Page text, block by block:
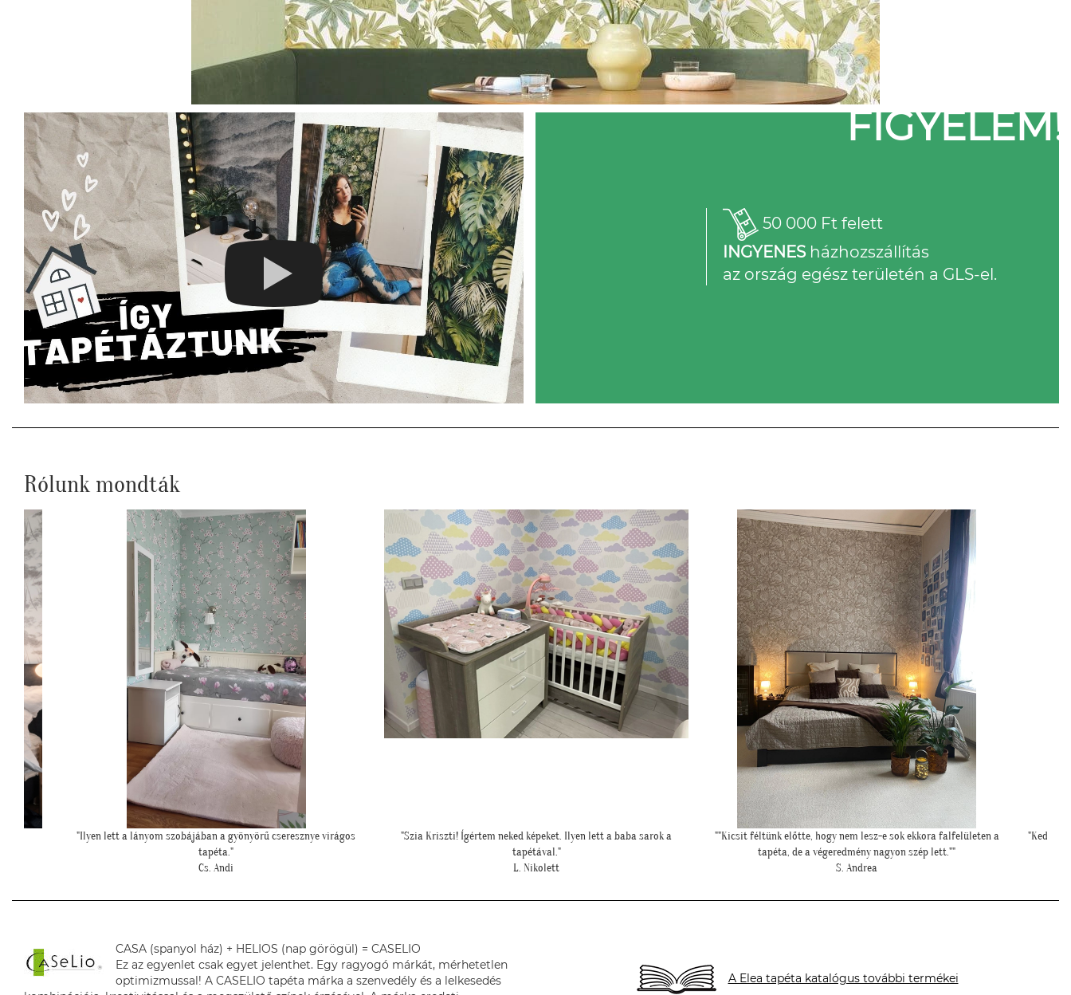
FIGYELEM!
50 000 Ft felett
INGYENESházhozszállítás
az ország egész területén a GLS-el.
Rólunk mondták
"Szia Kriszti! Ígértem neked képeket. Ilyen lett a baba sarok a
tapétával."
L. Nikolett
""Kicsit féltünk előtte, hogy nem lesz-e sok ekkora falfelületen a
tapéta, de a végeredmény nagyon szép lett.""
S. Andrea
"Kedves Tapétatrend ! Köszönöm a makis tapétát. Jó választás lett
nagyon!"
T. Tünde
CASA (spanyol ház) + HELIOS (nap görögül) = CASELIO
Ez az egyenlet csak egyet jelenthet. Egy ragyogó márkát, mérhetetlen
optimizmussal! A CASELIO tapéta márka a szenvedély és a lelkesedés
A Elea tapéta katalógus további termékei